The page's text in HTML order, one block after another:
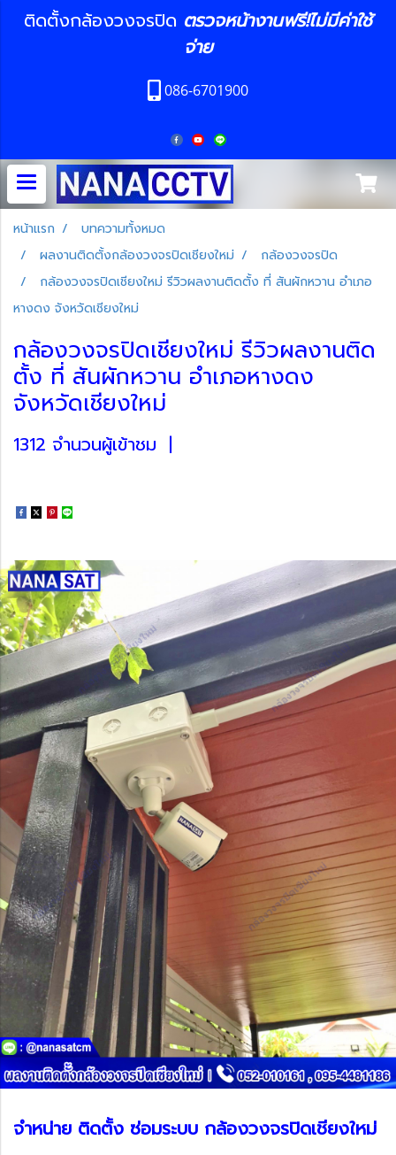
ติดตั้งกล้องวงจรปิด ตรวจหน้างานฟรี!ไม่มีค่าใช้
จ่าย
086-6701900
หน้าแรก
บทความทั้งหมด
ผลงานติดตั้งกล้องวงจรปิดเชียงใหม่
กล้องวงจรปิด
กล้องวงจรปิดเชียงใหม่ รีวิวผลงานติดตั้ง ที่ สันผักหวาน อำเภอ
หางดง จังหวัดเชียงใหม่
กล้องวงจรปิดเชียงใหม่ รีวิวผลงานติด
ตั้ง ที่ สันผักหวาน อำเภอหางดง
จังหวัดเชียงใหม่
1312 จำนวนผู้เข้าชม |
จำหน่าย ติดตั้ง ซ่อมระบบ กล้องวงจรปิดเชียงใหม่